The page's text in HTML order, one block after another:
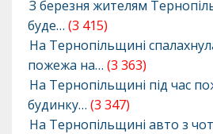
З березня жителям
буде… (3 415)
На Тернопільщині
пожежа на… (3 363)
На Тернопільщині під час
будинку… (3 347)
На Тернопільщині авто з